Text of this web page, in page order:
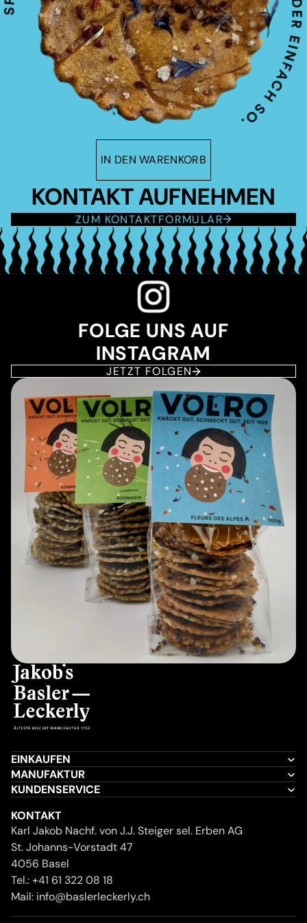
IN DEN WARENKORB
KONTAKT AUFNEHMEN
ZUM KONTAKTFORMULAR
FOLGE UNS AUF
INSTAGRAM
JETZT FOLGEN
EINKAUFEN
MANUFAKTUR
KUNDENSERVICE
KONTAKT
Karl Jakob Nachf. von J.J. Steiger sel. Erben AG
St. Johanns-Vorstadt 47
4056 Basel
Tel.:+41 61 322 08 18
Mail: info@baslerleckerly.ch